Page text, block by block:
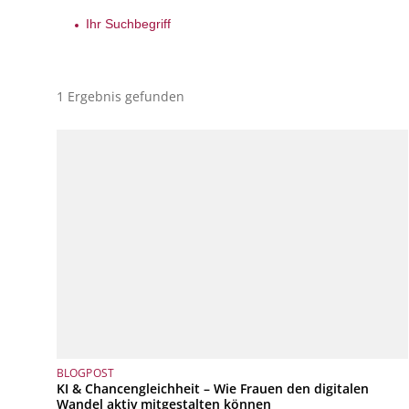
1 Ergebnis gefunden
BLOGPOST
KI & Chancengleichheit – Wie Frauen den digitalen
Wandel aktiv mitgestalten können